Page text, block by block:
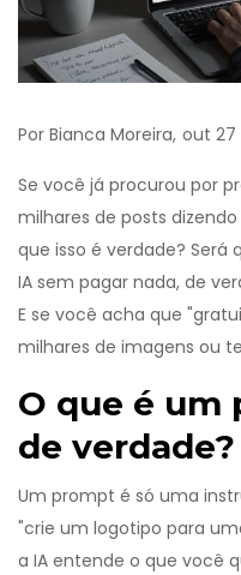
Por Bianca Moreira, out 27
Se você já procurou por
milhares de posts
que isso é verdade?
IA sem pagar nada, de
E se você acha que
milhares de imagens ou
O que é um
de verdade?
Um prompt é só uma
"crie um logotipo para
a IA entende o que você